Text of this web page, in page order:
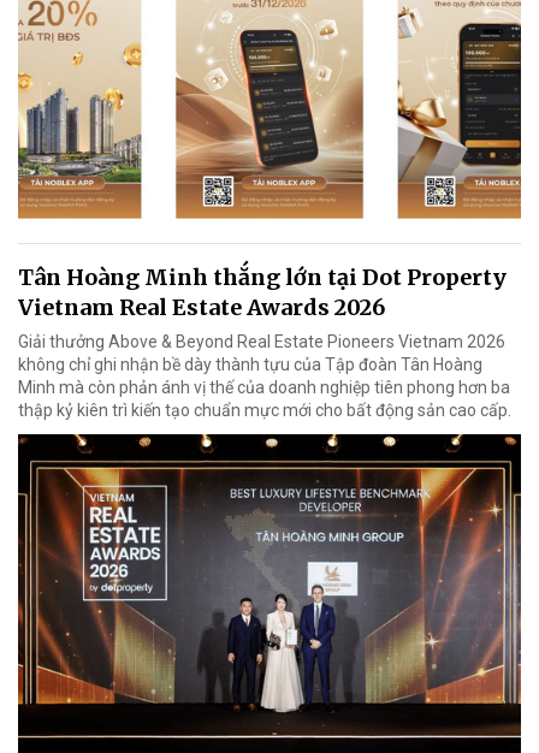
Tân Hoàng Minh thắng lớn tại Dot Property
Vietnam Real Estate Awards 2026
Giải thưởng Above & Beyond Real Estate Pioneers Vietnam 2026
không chỉ ghi nhận bề dày thành tựu của Tập đoàn Tân Hoàng
Minh mà còn phản ánh vị thế của doanh nghiệp tiên phong hơn ba
thập kỷ kiên trì kiến tạo chuẩn mực mới cho bất động sản cao cấp.